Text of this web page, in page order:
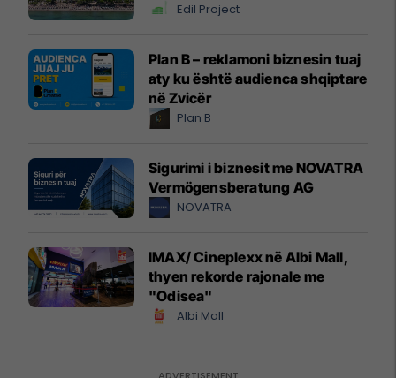
Edil Project
Plan B – reklamoni biznesin tuaj
aty ku është audienca shqiptare
në Zvicër
Plan B
Sigurimi i biznesit me NOVATRA
Vermögensberatung AG
NOVATRA
IMAX/ Cineplexx në Albi Mall,
thyen rekorde rajonale me
"Odisea"
Albi Mall